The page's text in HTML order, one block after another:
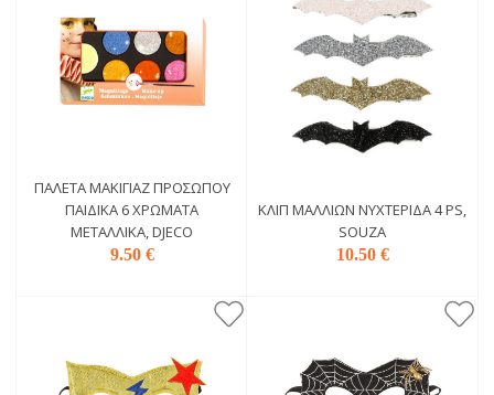
ΠΑΛΈΤΑ ΜΑΚΙΓΙΆΖ ΠΡΟΣΏΠΟΥ
ΠΑΙΔΙΚΆ 6 ΧΡΏΜΑΤΑ
ΜΕΤΑΛΛΙΚΆ, DJECO
9.50 €
ΚΛΙΠ MΑΛΛΙΏΝ ΝΥΧΤΕΡΊΔΑ 4 PS,
SOUZA
10.50 €